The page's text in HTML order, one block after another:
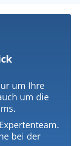
um Ihre
um die
bei der